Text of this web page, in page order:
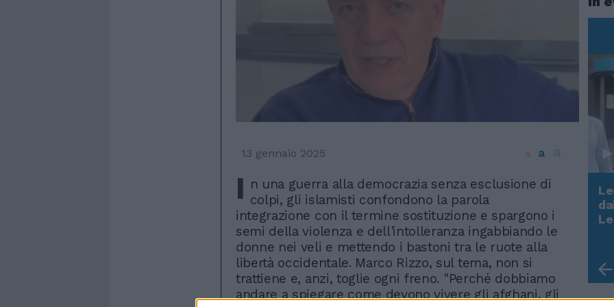
13 gennaio 2025 a
I n una guerra alla democrazia senza esclusione di
colpi, gli islamisti confondono la parola
integrazione con il termine sostituzione e spargono i
semi della violenza e dell'intolleranza ingabbiando le
donne nei veli e mettendo i bastoni tra le ruote alla
libertà occidentale. Marco Rizzo, sul tema, non si
trattiene e, anzi, toglie ogni freno. "Perché dobbiamo
andare a spiegare come devono vivere gli afghani, gli
Rudy Giuliani a Come States?
Trump, Meloni e la strategia
americana